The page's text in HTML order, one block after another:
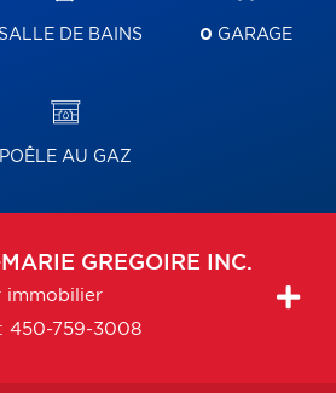
SALLE DE BAINS 0 GARAGE
POÊLE AU GAZ
GREGOIRE INC.
immobilier
450-759-3008